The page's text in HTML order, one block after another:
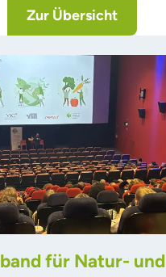
Zur Übersicht
für Natur- und